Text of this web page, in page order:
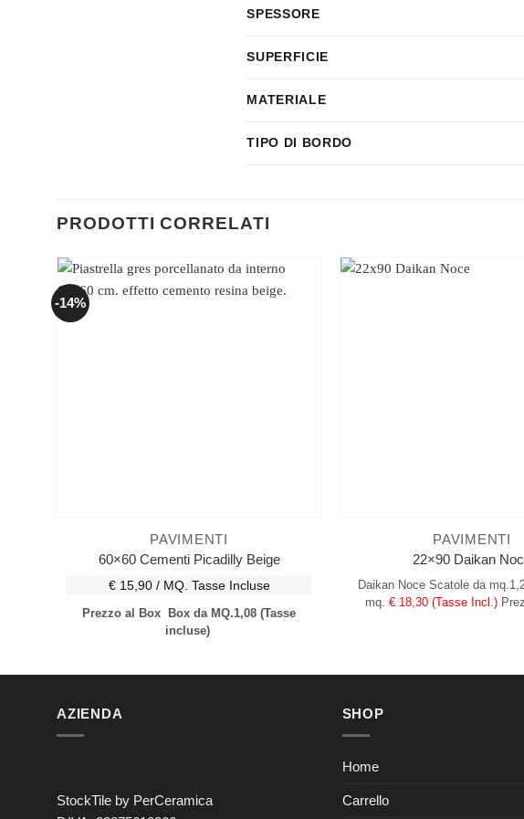
SPESSORE
SUPERFICIE
MATERIALE
TIPO DI BORDO
PRODOTTI CORRELATI
-14%
PAVIMENTI
60×60 Cementi Picadilly Beige
€ 15,90 / MQ. Tasse Incluse
Prezzo al Box Box da MQ.1,08 (Tasse
incluse)
PAVIMENTI
22×90 Daikan
Daikan Noce Scatole da
mq. € 18,30 (Tasse Incl.)
AZIENDA
StockTile by PerCeramica
SHOP
Home
Carrello